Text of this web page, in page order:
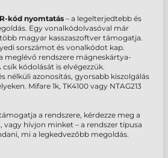
kód nyomtatás – a legelterjedtebb és
Egy vonalkódolvasóval már
magyar kasszaszoftver támogatja.
sorszámot és vonalkódot kap.
meglévő rendszere mágneskártya-
csík kódolását is elvégezzük.
nélküli azonosítás, gyorsabb kiszolgálás
Mifare 1k, TK4100 vagy NTAG213
a rendszere, kérdezze meg a
vagy hívjon minket – a rendszer típusa
mi a legkedvezőbb megoldás.